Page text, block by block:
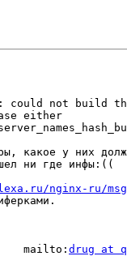
could not build
either
какое у них
ни где инфы:((
nginx-ru/
mailto: drug at